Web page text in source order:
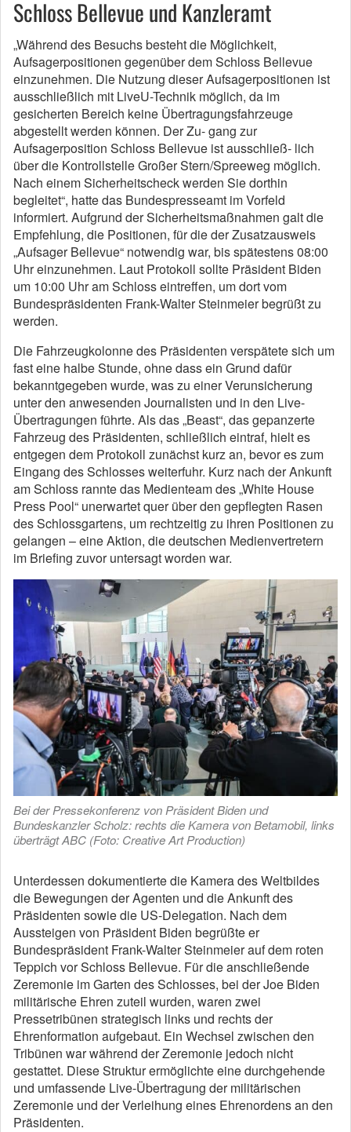
Schloss Bellevue und Kanzleramt
„Während des Besuchs besteht die Möglichkeit,
Aufsagerpositionen gegenüber dem Schloss Bellevue
einzunehmen. Die Nutzung dieser Aufsagerpositionen ist
ausschließlich mit LiveU-Technik möglich, da im
gesicherten Bereich keine Übertragungsfahrzeuge
abgestellt werden können. Der Zu- gang zur
Aufsagerposition Schloss Bellevue ist ausschließ- lich
über die Kontrollstelle Großer Stern/Spreeweg möglich.
Nach einem Sicherheitscheck werden Sie dorthin
begleitet“, hatte das Bundespresseamt im Vorfeld
informiert. Aufgrund der Sicherheitsmaßnahmen galt die
Empfehlung, die Positionen, für die der Zusatzausweis
„Aufsager Bellevue“ notwendig war, bis spätestens 08:00
Uhr einzunehmen. Laut Protokoll sollte Präsident Biden
um 10:00 Uhr am Schloss eintreffen, um dort vom
Bundespräsidenten Frank-Walter Steinmeier begrüßt zu
werden.
Die Fahrzeugkolonne des Präsidenten verspätete sich um
fast eine halbe Stunde, ohne dass ein Grund dafür
bekanntgegeben wurde, was zu einer Verunsicherung
unter den anwesenden Journalisten und in den Live-
Übertragungen führte. Als das „Beast“, das gepanzerte
Fahrzeug des Präsidenten, schließlich eintraf, hielt es
entgegen dem Protokoll zunächst kurz an, bevor es zum
Eingang des Schlosses weiterfuhr. Kurz nach der Ankunft
am Schloss rannte das Medienteam des „White House
Press Pool“ unerwartet quer über den gepflegten Rasen
des Schlossgartens, um rechtzeitig zu ihren Positionen zu
gelangen – eine Aktion, die deutschen Medienvertretern
im Briefing zuvor untersagt worden war.
Bei der Pressekonferenz von Präsident Biden und
Bundeskanzler Scholz: rechts die Kamera von Betamobil, links
überträgt ABC (Foto: Creative Art Production)
Unterdessen dokumentierte die Kamera des Weltbildes
die Bewegungen der Agenten und die Ankunft des
Präsidenten sowie die US-Delegation. Nach dem
Aussteigen von Präsident Biden begrüßte er
Bundespräsident Frank-Walter Steinmeier auf dem roten
Teppich vor Schloss Bellevue. Für die anschließende
Zeremonie im Garten des Schlosses, bei der Joe Biden
militärische Ehren zuteil wurden, waren zwei
Pressetribünen strategisch links und rechts der
Ehrenformation aufgebaut. Ein Wechsel zwischen den
Tribünen war während der Zeremonie jedoch nicht
gestattet. Diese Struktur ermöglichte eine durchgehende
und umfassende Live-Übertragung der militärischen
Zeremonie und der Verleihung eines Ehrenordens an den
Präsidenten.